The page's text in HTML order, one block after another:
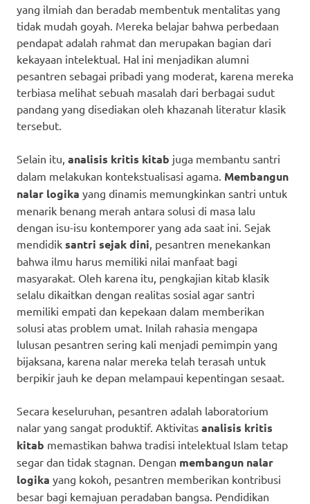
yang ilmiah dan beradab membentuk mentalitas yang
tidak mudah goyah. Mereka belajar bahwa perbedaan
pendapat adalah rahmat dan merupakan bagian dari
kekayaan intelektual. Hal ini menjadikan alumni
pesantren sebagai pribadi yang moderat, karena mereka
terbiasa melihat sebuah masalah dari berbagai sudut
pandang yang disediakan oleh khazanah literatur klasik
tersebut.
Selain itu, analisis kritis kitab juga membantu santri
dalam melakukan kontekstualisasi agama. Membangun
nalar logika yang dinamis memungkinkan santri untuk
menarik benang merah antara solusi di masa lalu
dengan isu-isu kontemporer yang ada saat ini. Sejak
mendidik santri sejak dini , pesantren menekankan
bahwa ilmu harus memiliki nilai manfaat bagi
masyarakat. Oleh karena itu, pengkajian kitab klasik
selalu dikaitkan dengan realitas sosial agar santri
memiliki empati dan kepekaan dalam memberikan
solusi atas problem umat. Inilah rahasia mengapa
lulusan pesantren sering kali menjadi pemimpin yang
bijaksana, karena nalar mereka telah terasah untuk
berpikir jauh ke depan melampaui kepentingan sesaat.
Secara keseluruhan, pesantren adalah laboratorium
nalar yang sangat produktif. Aktivitas analisis kritis
kitab memastikan bahwa tradisi intelektual Islam tetap
segar dan tidak stagnan. Dengan membangun nalar
logika yang kokoh, pesantren memberikan kontribusi
besar bagi kemajuan peradaban bangsa. Pendidikan